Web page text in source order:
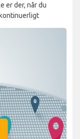
er der, når du